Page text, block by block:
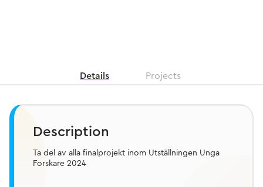
Details Projects
Description
Ta del av alla finalprojekt inom Utställningen Unga
Forskare 2024